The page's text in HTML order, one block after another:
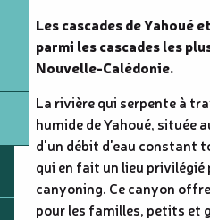
Les cascades de Yahoué
parmi les cascades les
Nouvelle-Calédonie.
La rivière qui serpente à
humide de Yahoué, située
d'un débit d'eau constant
qui en fait un lieu privilégié
canyoning. Ce canyon
pour les familles, petits et